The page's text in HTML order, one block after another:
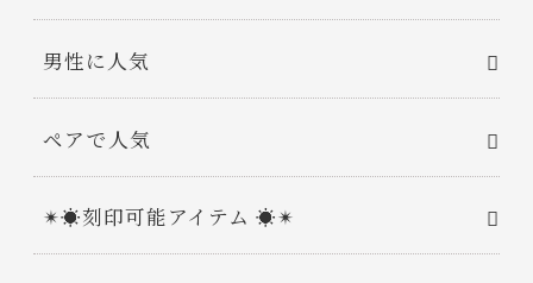
男性に人気
ペアで人気
✴︎☀︎刻印可能アイテム ☀︎✴︎